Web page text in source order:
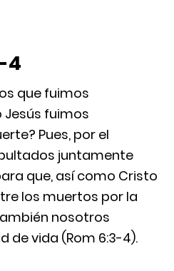
4
que fuimos
fuimos
Pues, por el
juntamente
que, así como Cristo
los muertos por la
nosotros
de vida (Rom 6:3-4).